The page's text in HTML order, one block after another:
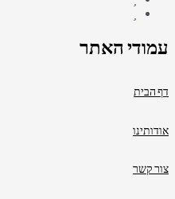
עמודי האתר
דף הבית
אודותינו
צור קשר